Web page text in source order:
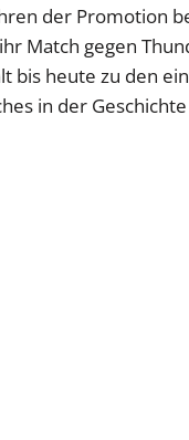
der Promotion
Match gegen
bis heute zu den
in der